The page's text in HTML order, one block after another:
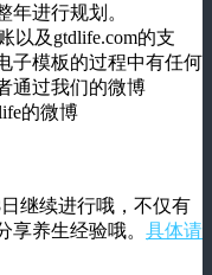
进行规划。
以及gtdlife.com的支
子模板的过程中有任何
通过我们的微博
的微博
继续进行哦，不仅有
享养生经验哦。 具体请